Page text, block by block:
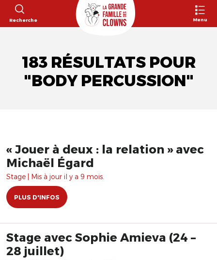
Recherche Menu
183 RÉSULTATS POUR
"BODY PERCUSSION"
« Jouer à deux : la relation » avec
Michaël Égard
Stage | Mis à jour il y a 9 mois.
PLUS D'INFOS
Stage avec Sophie Amieva (24 –
28 juillet)